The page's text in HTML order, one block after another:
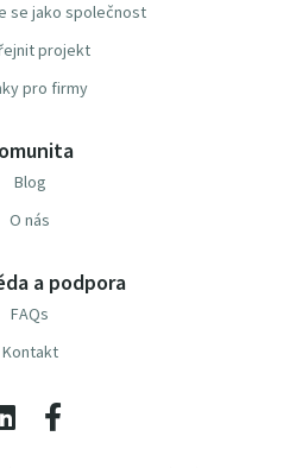
se jako společnost
projekt
pro firmy
Blog
O nás
a podpora
FAQs
Kontakt